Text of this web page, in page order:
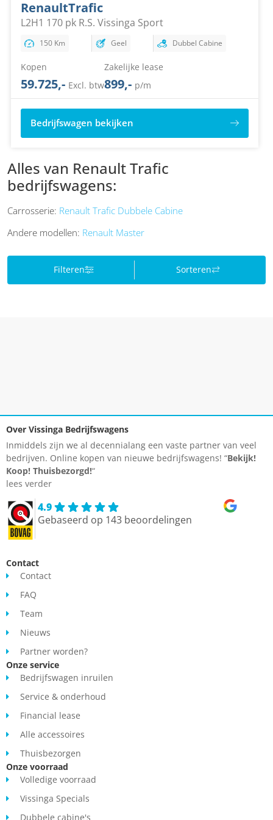
RenaultTrafic
L2H1 170 pk R.S. Vissinga Sport
150 Km Geel Dubbel Cabine
Kopen
59.725,- Excl. btw
Zakelijke lease
899,- p/m
Bedrijfswagen bekijken
Alles van Renault Trafic
bedrijfswagens:
Carrosserie: Renault Trafic Dubbele Cabine
Andere modellen: Renault Master
Filteren Sorteren
Over Vissinga Bedrijfswagens
Inmiddels zijn we al decennialang een vaste partner van veel
bedrijven. Online kopen van nieuwe bedrijfswagens! “Bekijk!
Koop! Thuisbezorgd!“
lees verder
4.9
Gebaseerd op 143 beoordelingen
Contact
Contact
FAQ
Team
Nieuws
Partner worden?
Onze service
Bedrijfswagen inruilen
Service & onderhoud
Financial lease
Alle accessoires
Thuisbezorgen
Onze voorraad
Volledige voorraad
Vissinga Specials
Dubbele cabine's